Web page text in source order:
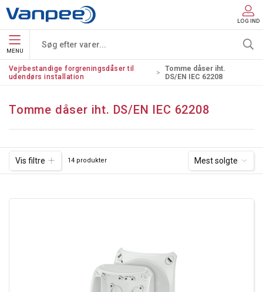
LOG IND
MENU
Vejrbestandige forgreningsdåser til
udendørs installation
Tomme dåser iht.
DS/EN IEC 62208
Tomme dåser iht. DS/EN IEC 62208
Vis filtre 14 produkter Mest solgte